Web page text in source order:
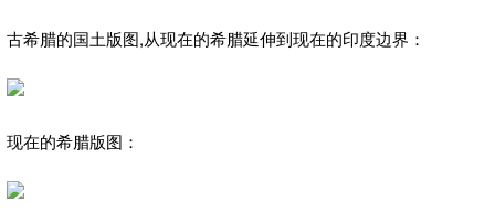
古希腊的国土版图,从现在的希腊延伸到现在的印度边界：
现在的希腊版图：